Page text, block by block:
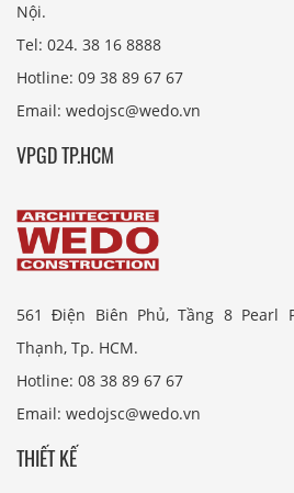
Nội.
Tel: 024. 38 16 8888
Hotline: 09 38 89 67 67
Email: wedojsc@wedo.vn
VPGD TP.HCM
561 Điện Biên Phủ, Tầng 8 Pearl
Thạnh, Tp. HCM.
Hotline: 08 38 89 67 67
Email: wedojsc@wedo.vn
THIẾT KẾ